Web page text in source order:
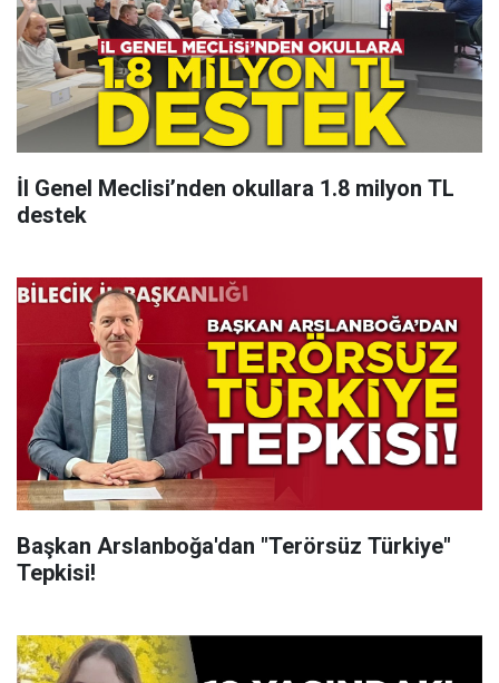
İl Genel Meclisi’nden okullara 1.8 milyon TL
destek
Başkan Arslanboğa'dan "Terörsüz Türkiye"
Tepkisi!